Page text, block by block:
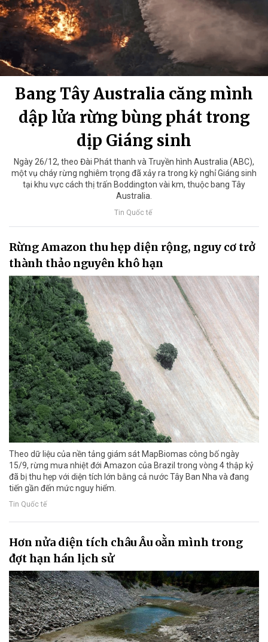
Bang Tây Australia căng mình
dập lửa rừng bùng phát trong
dịp Giáng sinh
Ngày 26/12, theo Đài Phát thanh và Truyền hình Australia (ABC),
một vụ cháy rừng nghiêm trọng đã xảy ra trong kỳ nghỉ Giáng sinh
tại khu vực cách thị trấn Boddington vài km, thuộc bang Tây
Australia.
Tin Quốc tế
Rừng Amazon thu hẹp diện rộng, nguy cơ trở
thành thảo nguyên khô hạn
Theo dữ liệu của nền tảng giám sát MapBiomas công bố ngày
15/9, rừng mưa nhiệt đới Amazon của Brazil trong vòng 4 thập kỷ
đã bị thu hẹp với diện tích lớn bằng cả nước Tây Ban Nha và đang
tiến gần đến mức nguy hiểm.
Tin Quốc tế
Hơn nửa diện tích châu Âu oằn mình trong
đợt hạn hán lịch sử